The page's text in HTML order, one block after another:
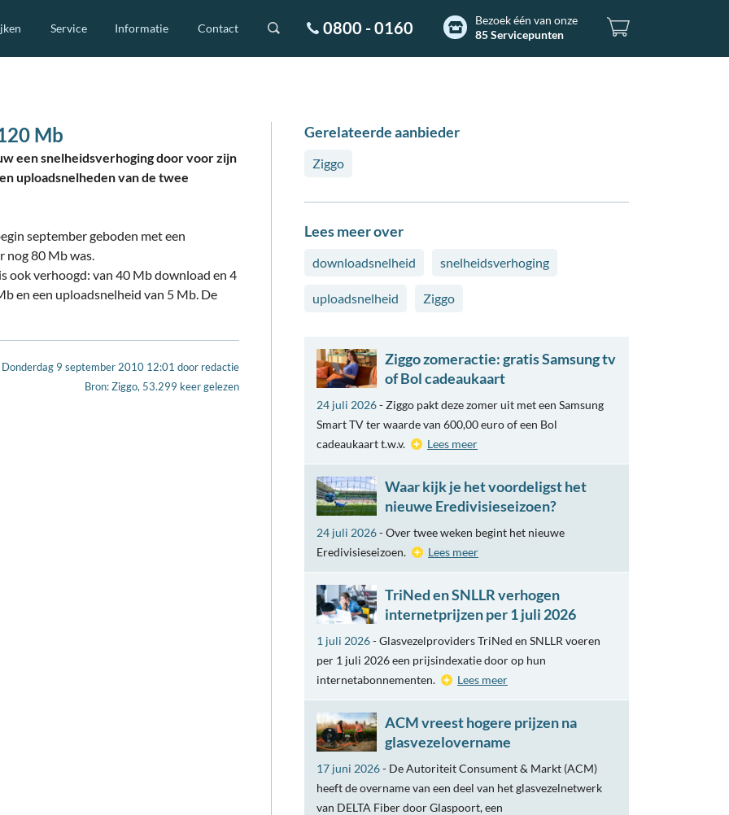
Service Informatie Contact 0800 - 0160
Bezoek één van onze
85 Servicepunten
Mb
een snelheidsverhoging door voor zijn
uploadsnelheden van de twee
september geboden met een
nog 80 Mb was.
verhoogd: van 40 Mb download en 4
en een uploadsnelheid van 5 Mb. De
Donderdag 9 september 2010 12:01 door redactie
Bron: Ziggo, 53.299 keer gelezen
Gerelateerde aanbieder
Ziggo
Lees meer over
downloadsnelheid snelheidsverhoging
uploadsnelheid Ziggo
Ziggo zomeractie: gratis Samsung tv
of Bol cadeaukaart
24 juli 2026- Ziggo pakt deze zomer uit met een Samsung
Smart TV ter waarde van 600,00 euro of een Bol
cadeaukaart t.w.v.
Lees meer
Waar kijk je het voordeligst het
nieuwe Eredivisieseizoen?
24 juli 2026- Over twee weken begint het nieuwe
Eredivisieseizoen.
Lees meer
TriNed en SNLLR verhogen
internetprijzen per 1 juli 2026
1 juli 2026- Glasvezelproviders TriNed en SNLLR voeren
per 1 juli 2026 een prijsindexatie door op hun
internetabonnementen.
Lees meer
ACM vreest hogere prijzen na
glasvezelovername
17 juni 2026- De Autoriteit Consument & Markt (ACM)
heeft de overname van een deel van het glasvezelnetwerk
van DELTA Fiber door Glaspoort, een